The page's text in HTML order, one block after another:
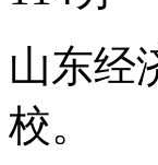
山东经
校。